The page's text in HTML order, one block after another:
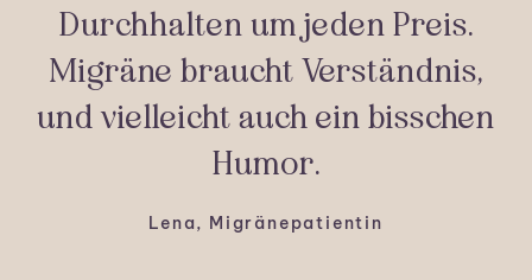
Durchhalten um jeden Preis.
Migräne braucht Verständnis,
und vielleicht auch ein bisschen
Humor.
Lena, Migränepatientin